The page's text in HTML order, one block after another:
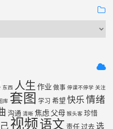
东西 人生 作业 做事 停课不停学 关注
库 套图 学习 希望 快乐情绪
沟通 清晰 焦虑 父母 猴头客 珍惜
视频语文 责任过去 选